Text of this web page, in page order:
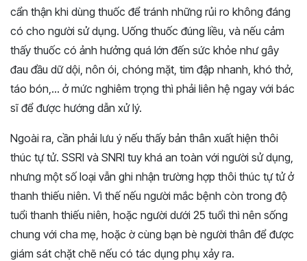
cẩn thận khi dùng thuốc để tránh những rủi ro không đáng
có cho người sử dụng. Uống thuốc đúng liều, và nếu cảm
thấy thuốc có ảnh hưởng quá lớn đến sức khỏe như gây
đau đầu dữ dội, nôn ói, chóng mặt, tim đập nhanh, khó thở,
táo bón,… ở mức nghiêm trọng thì phải liên hệ ngay với bác
sĩ để được hướng dẫn xử lý.
Ngoài ra, cần phải lưu ý nếu thấy bản thân xuất hiện thôi
thúc tự tử. SSRI và SNRI tuy khá an toàn với người sử dụng,
nhưng một số loại vẫn ghi nhận trường hợp thôi thúc tự tử ở
thanh thiếu niên. Vì thế nếu người mắc bệnh còn trong độ
tuổi thanh thiếu niên, hoặc người dưới 25 tuổi thì nên sống
chung với cha mẹ, hoặc ờ cùng bạn bè người thân để được
giám sát chặt chẽ nếu có tác dụng phụ xảy ra.